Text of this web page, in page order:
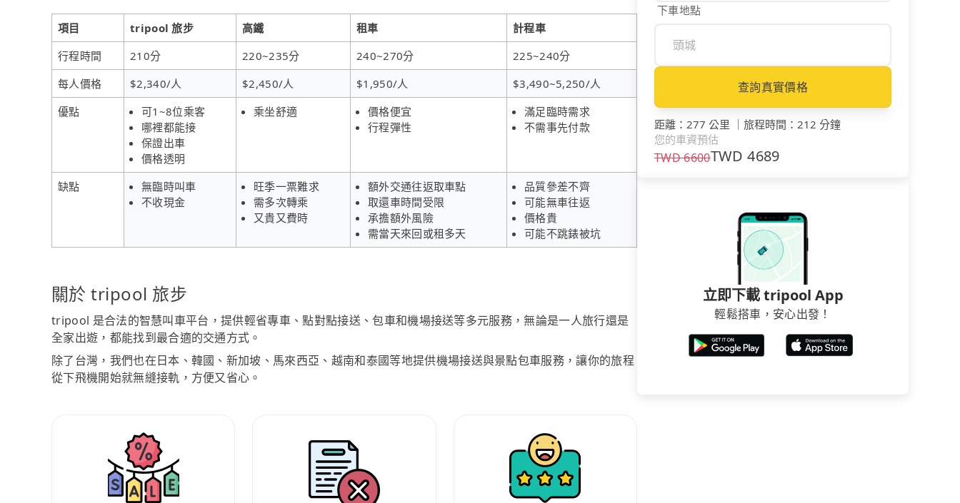
項目 tripool 旅步 高鐵 租車
計程車
行程時間
210分 220~235分 240~270分
225~240分
每人價格
$2,340/人 $2,450/人 $1,950/人
$3,490~5,250/人
優點
可1~8位乘客
哪裡都能接
保證出車
價格透明
乘坐舒適
價格便宜
行程彈性
滿足臨時需求
不需事先付款
缺點
無臨時叫車
不收現金
旺季一票難求
需多次轉乘
又貴又費時
額外交通往返取車點
取還車時間受限
承擔額外風險
需當天來回或租多天
品質參差不齊
可能無車往返
價格貴
可能不跳錶被坑
關於 tripool 旅步
tripool 是合法的智慧叫車平台，提供輕省專車、點對點接送、包車和機場接送等多元服務，無論是一人旅行還是
全家出遊，都能找到最合適的交通方式。
除了台灣，我們也在日本、韓國、新加坡、馬來西亞、越南和泰國等地提供機場接送與景點包車服務，讓你的旅程
從下飛機開始就無縫接軌，方便又省心。
下車地點
查詢真實價格
距離 ： 277 公里 ｜ 旅程時間 ： 212 分鐘
您的車資預估
TWD6600TWD4689
立即下載 tripool App
輕鬆搭車，安心出發！